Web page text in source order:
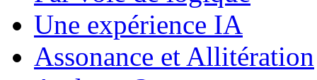
Une expérience IA
Assonance et Allitération